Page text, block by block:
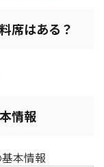
席はある？
情報
本情報